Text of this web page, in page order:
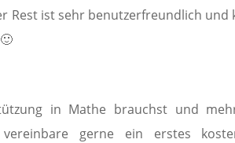
Rest ist sehr benutzerfreundlich und
in Mathe brauchst und
gerne ein erstes